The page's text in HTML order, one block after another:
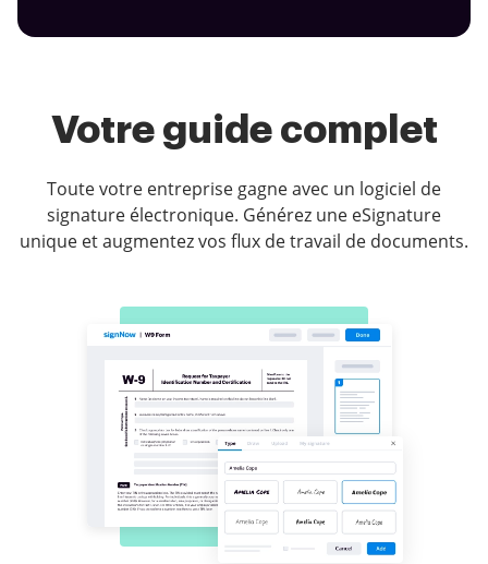
Votre guide complet
Toute votre entreprise gagne avec un logiciel de
signature électronique. Générez une eSignature
unique et augmentez vos flux de travail de documents.